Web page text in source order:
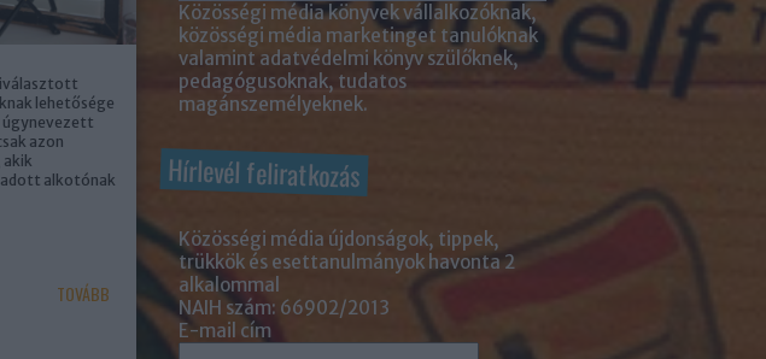
lehetősége
úgynevezett
azon
adott alkotónak
TOVÁBB
Közösségi média könyvek vállalkozóknak,
közösségi média marketinget tanulóknak
valamint adatvédelmi könyv szülőknek,
pedagógusoknak, tudatos
magánszemélyeknek.
Hírlevél feliratkozás
Közösségi média újdonságok, tippek,
trükkök és esettanulmányok havonta 2
alkalommal
NAIH szám: 66902/2013
E-mail cím